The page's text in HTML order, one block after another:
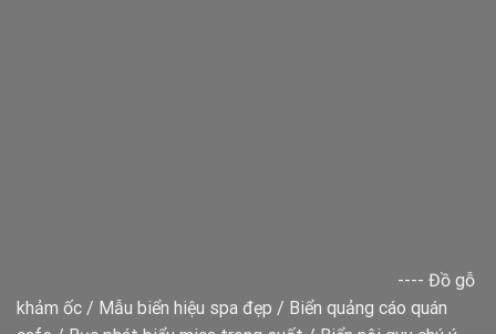
---- Đồ gỗ
khảm ốc / Mẫu biển hiệu spa đẹp / Biển quảng cáo quán